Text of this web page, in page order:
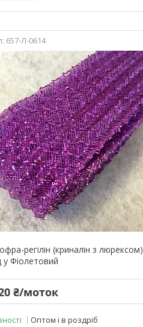
657-Л-0614
регілін (криналін з люрексом)
у Фіолетовий
₴/моток
Оптом і в роздріб